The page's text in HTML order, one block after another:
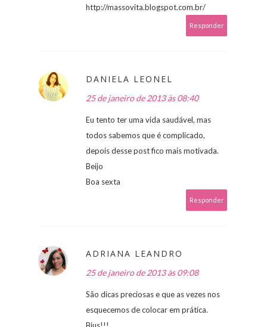
http://massovita.blogspot.com.br/
Responder
DANIELA LEONEL
25 de janeiro de 2013 às 08:40
Eu tento ter uma vida saudável, mas
todos sabemos que é complicado,
depois desse post fico mais motivada.
Beijo
Boa sexta
Responder
ADRIANA LEANDRO
25 de janeiro de 2013 às 09:08
São dicas preciosas e que as vezes nos
esquecemos de colocar em prática.